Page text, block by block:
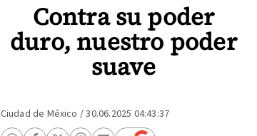
Contra su poder
duro, nuestro poder
suave
Ciudad de México /30.06.2025 04:43:37